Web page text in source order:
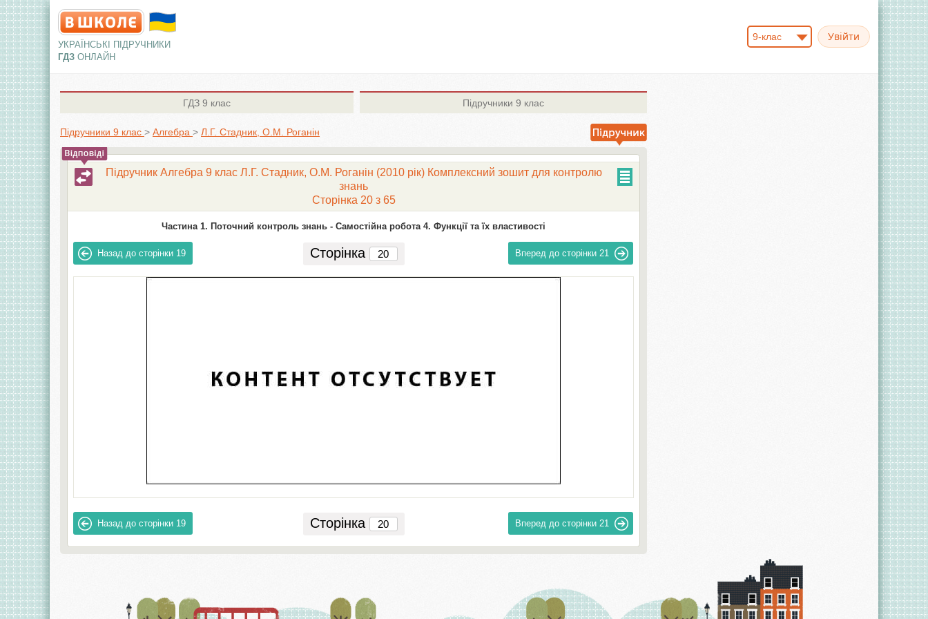
УКРАЇНСЬКІ ПІДРУЧНИКИ
ГДЗ ОНЛАЙН
9-клас
ГДЗ 9 клас Підручники 9 клас
Підручники 9 клас > Алгебра > Л.Г. Стадник, О.М. Роганін
Підручник Алгебра 9 клас Л.Г. Стадник, О.М. Роганін (2010 рік) Комплексний зошит для контролю
знань
Сторінка 20 з 65
Частина 1. Поточний контроль знань - Самостійна робота 4. Функції та їх властивості
Назад до сторінки 19 Сторінка Вперед до сторінки 21
Назад до сторінки 19 Сторінка Вперед до сторінки 21